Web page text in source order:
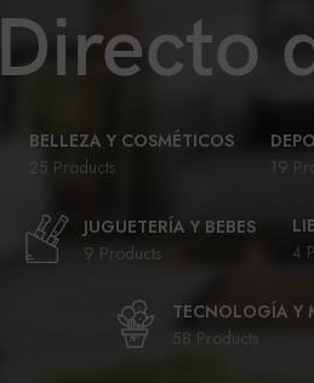
Directo
BELLEZA Y COSMÉTICOS
25 Products
19
JUGUETERÍA Y BEBES
9 Products
4
TECNOLOGÍA Y
58 Products